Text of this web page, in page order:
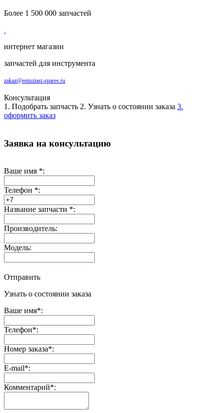
Более 1 500 000 запчастей
интернет магазин
запчастей для инструмента
zakaz@entuziast-spares.ru
Консультация
1. Подобрать запчасть 2. Узнать о состоянии заказа 3.
оформить заказ
Заявка на консультацию
Ваше имя *:
Телефон *:
Название запчасти *:
Производитель:
Модель:
Отправить
Узнать о состоянии заказа
Ваше имя*:
Телефон*:
Номер заказа*:
E-mail*:
Комментарий*: